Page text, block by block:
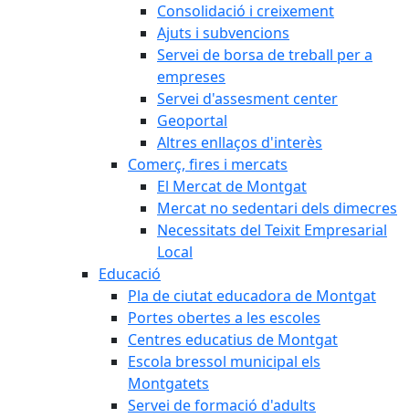
Consolidació i creixement
Ajuts i subvencions
Servei de borsa de treball per a
empreses
Servei d'assesment center
Geoportal
Altres enllaços d'interès
Comerç, fires i mercats
El Mercat de Montgat
Mercat no sedentari dels dimecres
Necessitats del Teixit Empresarial
Local
Educació
Pla de ciutat educadora de Montgat
Portes obertes a les escoles
Centres educatius de Montgat
Escola bressol municipal els
Montgatets
Servei de formació d'adults